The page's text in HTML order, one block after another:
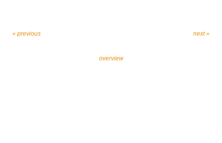
« previous
overview
next »